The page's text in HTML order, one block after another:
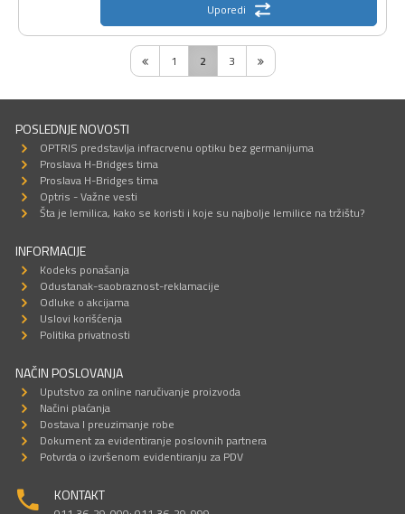
Uporedi
1 2 3
POSLEDNJE NOVOSTI
OPTRIS predstavlja infracrvenu optiku bez germanijuma
Proslava H-Bridges tima
Proslava H-Bridges tima
Optris - Važne vesti
Šta je lemilica, kako se koristi i koje su najbolje lemilice na tržištu?
INFORMACIJE
Kodeks ponašanja
Odustanak-saobraznost-reklamacije
Odluke o akcijama
Uslovi korišćenja
Politika privatnosti
NAČIN POSLOVANJA
Uputstvo za online naručivanje proizvoda
Načini plaćanja
Dostava I preuzimanje robe
Dokument za evidentiranje poslovnih partnera
Potvrda o izvršenom evidentiranju za PDV
KONTAKT